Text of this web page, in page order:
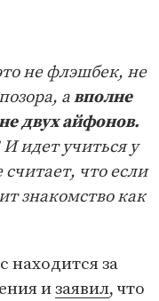
не флэшбек, не
авполне
двух айфонов.
И идет учиться у
что если
знакомство как
находится за
изаявил, что